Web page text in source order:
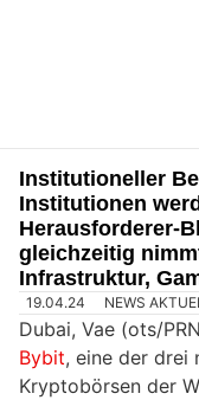
Institutioneller
Institutionen
Herausforderer-
gleichzeitig
Infrastruktur,
19.04.24 NEWS
Dubai, Vae (ots/
Bybit, eine der drei
Kryptobörsen der